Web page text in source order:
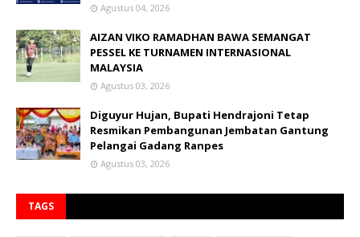
Agustus 04, 2026
AIZAN VIKO RAMADHAN BAWA SEMANGAT
PESSEL KE TURNAMEN INTERNASIONAL
MALAYSIA
Agustus 03, 2026
Diguyur Hujan, Bupati Hendrajoni Tetap
Resmikan Pembangunan Jembatan Gantung
Pelangai Gadang Ranpes
Agustus 03, 2026
TAGS